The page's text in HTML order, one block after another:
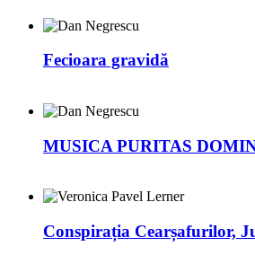
Fecioara gravidă
MUSICA PURITAS
Conspirația Cearșafurilor,